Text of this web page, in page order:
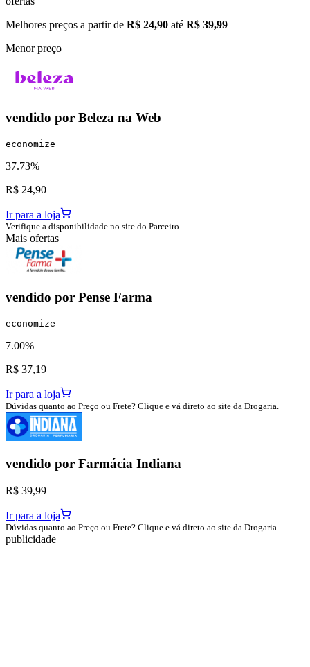
Melhores preços a partir de R$ 24,90 até R$ 39,99
Menor preço
vendido por Beleza na Web
economize
37.73%
R$ 24,90
Ir para a loja
Verifique a disponibilidade no site do Parceiro.
Mais ofertas
vendido por Pense Farma
economize
7.00%
R$ 37,19
Ir para a loja
Dúvidas quanto ao Preço ou Frete? Clique e vá direto ao site da Drogaria.
vendido por Farmácia Indiana
R$ 39,99
Ir para a loja
Dúvidas quanto ao Preço ou Frete? Clique e vá direto ao site da Drogaria.
publicidade